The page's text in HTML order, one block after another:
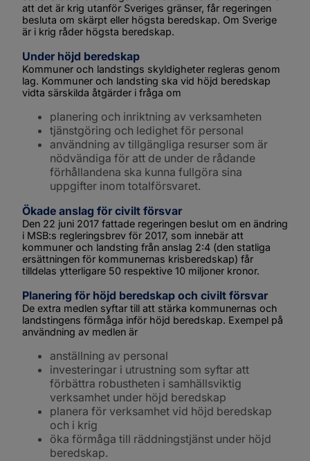
att det är krig utanför Sveriges gränser, får regeringen
besluta om skärpt eller högsta beredskap. Om Sverige
är i krig råder högsta beredskap.
Under höjd beredskap
Kommuner och landstings skyldigheter regleras genom
lag. Kommuner och landsting ska vid höjd beredskap
vidta särskilda åtgärder i fråga om
planering och inriktning av verksamheten
tjänstgöring och ledighet för personal
användning av tillgängliga resurser som är
nödvändiga för att de under de rådande
förhållandena ska kunna fullgöra sina
uppgifter inom totalförsvaret.
Ökade anslag för civilt försvar
Den 22 juni 2017 fattade regeringen beslut om en ändring
i MSB:s regleringsbrev för 2017, som innebär att
kommuner och landsting från anslag 2:4 (den statliga
ersättningen för kommunernas krisberedskap) får
tilldelas ytterligare 50 respektive 10 miljoner kronor.
Planering för höjd beredskap och civilt försvar
De extra medlen syftar till att stärka kommunernas och
landstingens förmåga inför höjd beredskap. Exempel på
användning av medlen är
anställning av personal
investeringar i utrustning som syftar att
förbättra robustheten i samhällsviktig
verksamhet under höjd beredskap
planera för verksamhet vid höjd beredskap
och i krig
öka förmåga till räddningstjänst under höjd
beredskap.